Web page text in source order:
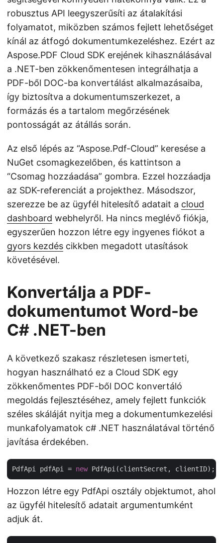
robusztus API leegyszerűsíti az átalakítási
folyamatot, miközben számos fejlett lehetőséget
kínál az átfogó dokumentumkezeléshez. Ezért az
Aspose.PDF Cloud SDK erejének kihasználásával
a .NET-ben zökkenőmentesen integrálhatja a
PDF-ből DOC-ba konvertálást alkalmazásaiba,
így biztosítva a dokumentumszerkezet, a
formázás és a tartalom megőrzésének
pontosságát az átállás során.
Az első lépés az “Aspose.Pdf-Cloud” keresése a
NuGet csomagkezelőben, és kattintson a
“Csomag hozzáadása” gombra. Ezzel hozzáadja
az SDK-referenciát a projekthez. Másodszor,
szerezze be az ügyfél hitelesítő adatait a cloud
dashboard webhelyről. Ha nincs meglévő fiókja,
egyszerűen hozzon létre egy ingyenes fiókot a
gyors kezdés cikkben megadott utasítások
követésével.
Konvertálja a PDF-
dokumentumot Word-be
C# .NET-ben
A következő szakasz részletesen ismerteti,
hogyan használható ez a Cloud SDK egy
zökkenőmentes PDF-ből DOC konvertáló
megoldás fejlesztéséhez, amely fejlett funkciók
széles skáláját nyitja meg a dokumentumkezelési
munkafolyamatok c# .NET használatával történő
javítása érdekében.
PdfApi pdfApi = new
Hozzon létre egy PdfApi osztály objektumot, ahol
az ügyfél hitelesítő adatait argumentumként
adjuk át.